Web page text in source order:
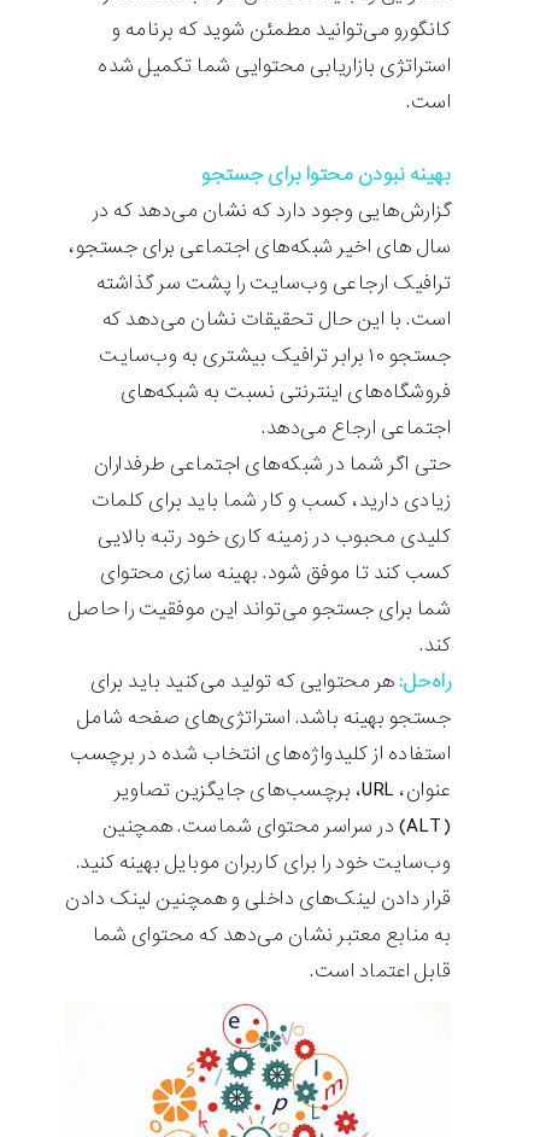
کانگورو می‌توانید مطمئن شوید که برنامه و
استراتژی بازاریابی محتوایی شما تکمیل شده
است.
بهینه نبودن محتوا برای جستجو
گزارش‌هایی وجود دارد که نشان می‌دهد که در
سال های اخیر شبکه‌های اجتماعی برای جستجو،
ترافیک ارجاعی وب‌سایت را پشت سر گذاشته
است. با این حال تحقیقات نشان می‌دهد که
جستجو ۱۰ برابر ترافیک بیشتری به وب‌سایت
فروشگاه‌های اینترنتی نسبت به شبکه‌های
اجتماعی ارجاع می‌دهد.
حتی اگر شما در شبکه‌های اجتماعی طرفداران
زیادی دارید، کسب و کار شما باید برای کلمات
کلیدی محبوب در زمینه کاری خود رتبه بالایی
کسب کند تا موفق شود. بهینه سازی محتوای
شما برای جستجو می‌تواند این موفقیت را حاصل
کند.
راه‌حل:هر محتوایی که تولید می‌کنید باید برای
جستجو بهینه باشد. استراتژی‌های صفحه شامل
استفاده از کلیدواژه‌های انتخاب شده در برچسب
عنوان، URL، برچسب‌های جایگزین تصاویر
(ALT) در سراسر محتوای شماست. همچنین
وب‌سایت خود را برای کاربران موبایل بهینه کنید.
قرار دادن لینک‌های داخلی و همچنین لینک دادن
به منابع معتبر نشان می‌دهد که محتوای شما
قابل اعتماد است.